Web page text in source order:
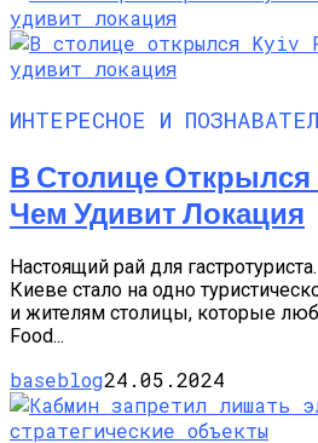
ИНТЕРЕСНОЕ И
В Столице Открылся
Чем Удивит Локация
Настоящий рай для
Киеве стало на одно
и жителям столицы, которые
Food...
baseblog24.05.2024